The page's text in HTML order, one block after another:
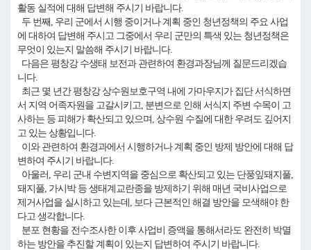
활동 실적에 대해 답변해 주시기 바랍니다.
두 번째, 우리 군에서 시행 중이거나 계획 중인 청년정책의 주요 사업
에 대하여 답변해 주시고 그중에서 우리 군만의 특색 있는 청년정책은
무엇이 있는지 말씀해 주시기 바랍니다.
다음은 평창강 수생태 보전과 관련하여 환경과장님께 질문드리겠습
니다.
최근 몇 년간 평창강 상수원보호구역 내에 가마우지가 집단 서식하면
서 지역 어족자원을 고갈시키고, 분변으로 인해 서식지 주변 수목이 고
사하는 등 피해가 확산되고 있으며, 상수원 수질에 대한 우려도 깊어지
고 있는 상황입니다.
이와 관련하여 환경과에서 시행하거나 계획 중인 방제 방안에 대해 답
변하여 주시기 바랍니다.
아울러, 우리 군내 수변지역을 중심으로 확산되고 있는 단풍잎돼지풀,
돼지풀, 가시박 등 생태계교란종을 방제하기 위해 매년 국비사업으로
제거사업을 실시하고 있는데, 보다 근본적인 해결 방안을 모색해야 한
다고 생각합니다.
분포 현황을 전수조사한 이후 사업비 증액을 통해서라도 완전히 박멸
하는 방안을 추진할 계획이 있는지 답변하여 주시기 바랍니다.